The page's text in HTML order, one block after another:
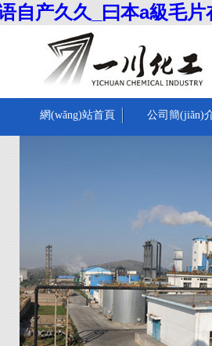
自产久久_曰本a級毛
網(wǎng)站首頁 公司簡(jiǎn)